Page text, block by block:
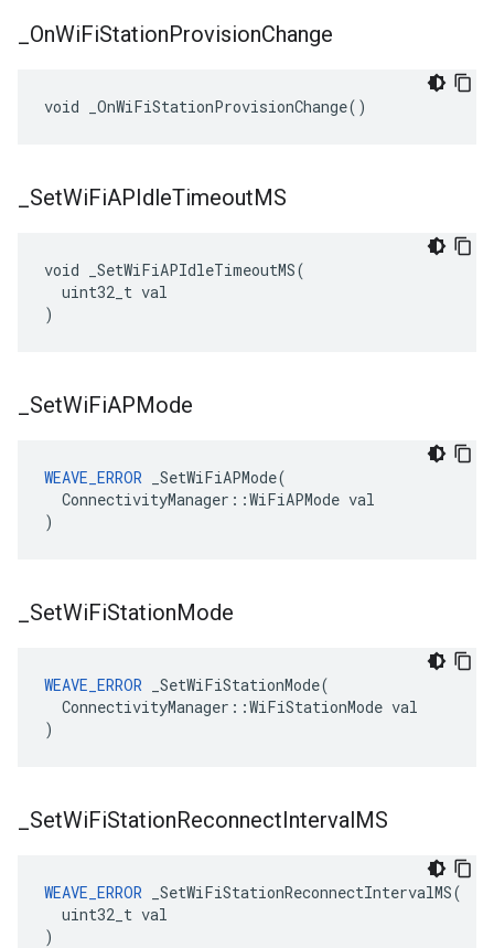
OnWiFiStationProvisionChange
void _OnWiFiStationProvisionChange()
SetWiFiAPIdleTimeoutMS
void _SetWiFiAPIdleTimeoutMS(
  uint32_t val
)
SetWiFiAPMode
WEAVE_ERROR _SetWiFiAPMode(
  ConnectivityManager::WiFiAPMode val
)
SetWiFiStationMode
WEAVE_ERROR _SetWiFiStationMode(
  ConnectivityManager::WiFiStationMode val
)
SetWiFiStationReconnectIntervalMS
WEAVE_ERROR _SetWiFiStationReconnectIntervalMS(
  uint32_t val
)